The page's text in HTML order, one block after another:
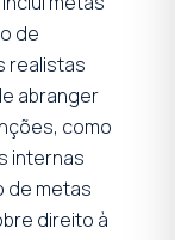
de
realistas
abranger
como
internas
de metas
direito à